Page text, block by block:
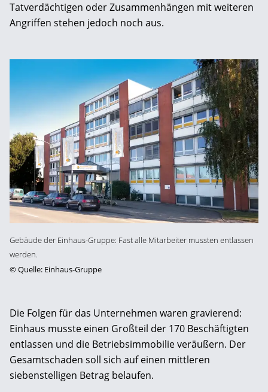
Tatverdächtigen oder Zusammenhängen mit weiteren
Angriffen stehen jedoch noch aus.
Gebäude der Einhaus-Gruppe: Fast alle Mitarbeiter mussten entlassen
werden.
©Quelle: Einhaus-Gruppe
Die Folgen für das Unternehmen waren gravierend:
Einhaus musste einen Großteil der 170 Beschäftigten
entlassen und die Betriebsimmobilie veräußern. Der
Gesamtschaden soll sich auf einen mittleren
siebenstelligen Betrag belaufen.